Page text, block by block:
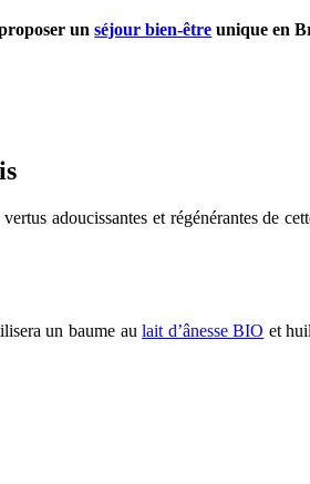
proposer unséjour bien-être unique en
adoucissantes et régénérantes de
un baume aulait d’ânesse BIO et